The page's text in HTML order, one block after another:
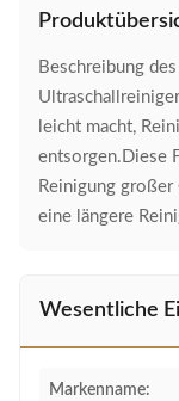
Beschreibung
leicht macht,
entsorgen.Diese
Reinigung großer
eine längere
Wesentliche
Markenname: